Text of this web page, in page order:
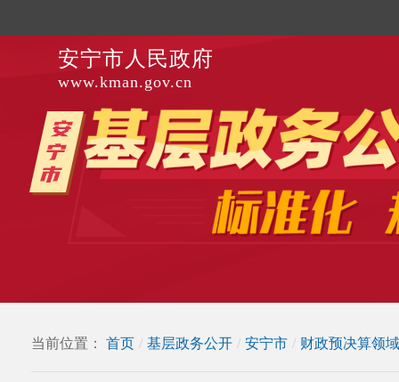
安宁市人民政府
www.kman.gov.cn
当前位置： 首页 / 基层政务公开 / 安宁市 / 财政预决算领域